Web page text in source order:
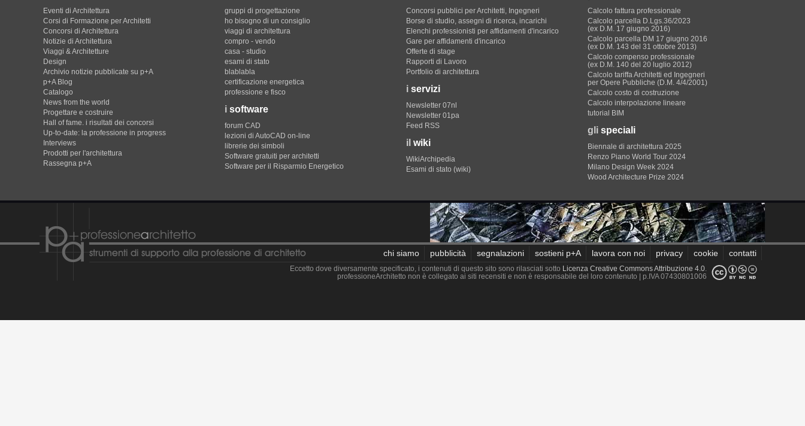
Eventi di Architettura
Corsi di Formazione per Architetti
Concorsi di Architettura
Notizie di Architettura
Viaggi & Architetture
Design
Archivio notizie pubblicate su p+A
p+A Blog
Catalogo
News from the world
Progettare e costruire
Hall of fame. i risultati dei concorsi
Up-to-date: la professione in progress
Interviews
Prodotti per l'architettura
Rassegna p+A
gruppi di progettazione
ho bisogno di un consiglio
viaggi di architettura
compro - vendo
casa - studio
esami di stato
blablabla
certificazione energetica
professione e fisco
i software
forum CAD
lezioni di AutoCAD on-line
librerie dei simboli
Software gratuiti per architetti
Software per il Risparmio Energetico
Concorsi pubblici per Architetti, Ingegneri
Borse di studio, assegni di ricerca, incarichi
Elenchi professionisti per affidamenti d'incarico
Gare per affidamenti d'incarico
Offerte di stage
Rapporti di Lavoro
Portfolio di architettura
i servizi
Newsletter 07nl
Newsletter 01pa
Feed RSS
il wiki
WikiArchipedia
Esami di stato (wiki)
Calcolo fattura professionale
Calcolo parcella D.Lgs.36/2023
(ex D.M. 17 giugno 2016)
Calcolo parcella DM 17 giugno 2016
(ex D.M. 143 del 31 ottobre 2013)
Calcolo compenso professionale
(ex D.M. 140 del 20 luglio 2012)
Calcolo tariffa Architetti ed Ingegneri
per Opere Pubbliche (D.M. 4/4/2001)
Calcolo costo di costruzione
Calcolo interpolazione lineare
tutorial BIM
gli speciali
Biennale di architettura 2025
Renzo Piano World Tour 2024
Milano Design Week 2024
Wood Architecture Prize 2024
chi siamo pubblicità segnalazioni sostieni p+A lavora con noi privacy cookie contatti
Eccetto dove diversamente specificato, i contenuti di questo sito sono rilasciati sotto Licenza Creative Commons Attribuzione 4.0.
professioneArchitetto non è collegato ai siti recensiti e non è responsabile del loro contenuto
| p.IVA 07430801006